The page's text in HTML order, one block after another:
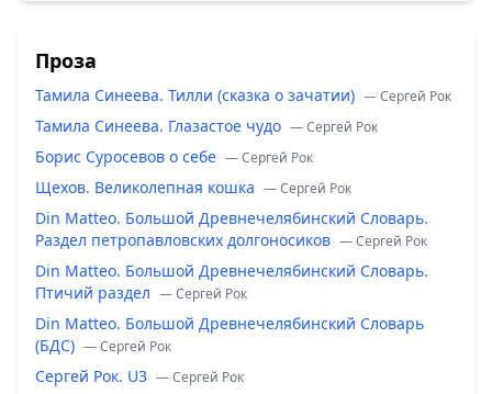
Проза
Тамила Синеева. Тилли (сказка о зачатии) — Сергей Рок
Тамила Синеева. Глазастое чудо — Сергей Рок
Борис Суросевов о себе — Сергей Рок
Щехов. Великолепная кошка — Сергей Рок
Din Matteo. Большой Древнечелябинский Словарь.
Раздел петропавловских долгоносиков — Сергей Рок
Din Matteo. Большой Древнечелябинский Словарь.
Птичий раздел — Сергей Рок
Din Matteo. Большой Древнечелябинский Словарь
(БДС) — Сергей Рок
Сергей Рок. U3 — Сергей Рок